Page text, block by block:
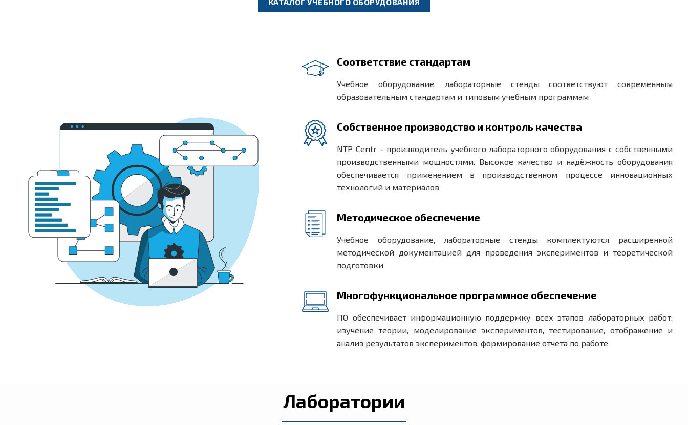
КАТАЛОГ УЧЕБНОГО ОБОРУДОВАНИЯ
Соответствие стандартам
Учебное оборудование, лабораторные стенды соответствуют современным
образовательным стандартам и типовым учебным программам
Собственное производство и контроль качества
NTP Centr – производитель учебного лабораторного оборудования с собственными
производственными мощностями. Высокое качество и надёжность оборудования
обеспечивается применением в производственном процессе инновационных
технологий и материалов
Методическое обеспечение
Учебное оборудование, лабораторные стенды комплектуются расширенной
методической документацией для проведения экспериментов и теоретической
подготовки
Многофункциональное программное обеспечение
ПО обеспечивает информационную поддержку всех этапов лабораторных работ:
изучение теории, моделирование экспериментов, тестирование, отображение и
анализ результатов экспериментов, формирование отчёта по работе
Лаборатории